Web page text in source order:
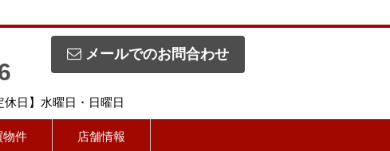
メールでのお問合わせ
休日】水曜日・日曜日
物件 店舗情報